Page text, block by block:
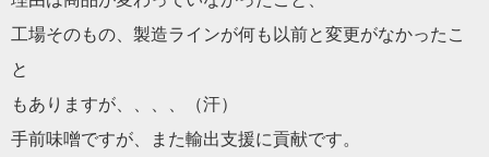
工場そのもの、製造ラインが何も以前と変更がなかったこ
と
もありますが、、、、（汗）
手前味噌ですが、また輸出支援に貢献です。